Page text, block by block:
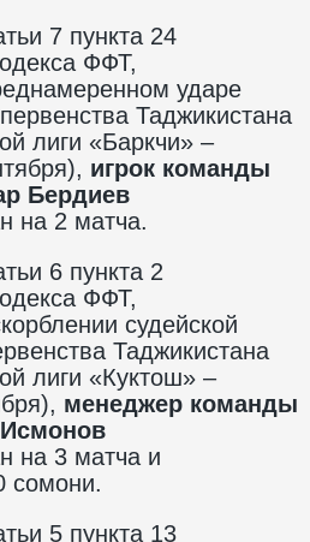
7 пункта 24
ФФТ,
ударе
Таджикистана
лиги «Баркчи» –
игрок команды
Бердиев
на 2 матча.
6 пункта 2
ФФТ,
судейской
Таджикистана
лиги «Куктош» –
менеджер команды
на 3 матча и
сомони.
5 пункта 13